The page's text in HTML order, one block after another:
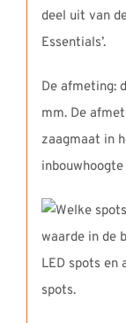
deel uit van
Essentials’.
De afmeting:
mm. De
zaagmaat in